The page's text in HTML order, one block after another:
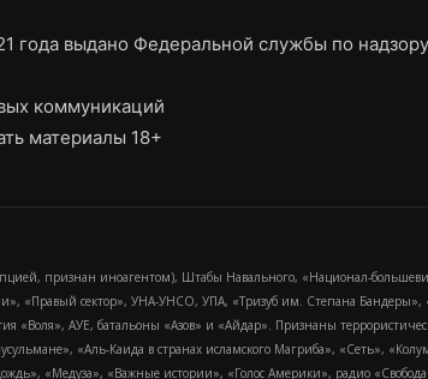
выдано Федеральной службы по
коммуникаций
материалы 18+
признан иноагентом), Штабы Навального, «Национал-
«Правый сектор», УНА-УНСО, УПА, «Тризуб им. Степана
«Воля», АУЕ, батальоны «Азов» и «Айдар». Признаны
«Аль-Каида в странах исламского Магриба», «Сеть»,
«Медуза», «Важные истории», «Голос Америки», радио